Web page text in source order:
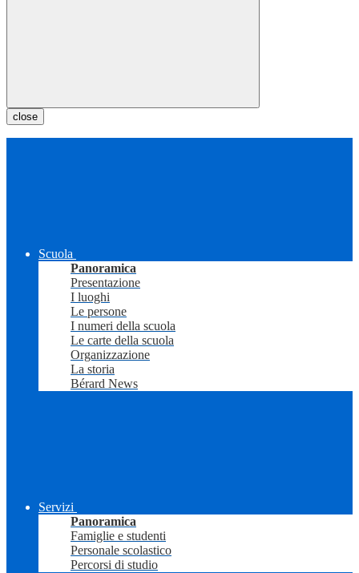
close
Scuola
Panoramica
Presentazione
I luoghi
Le persone
I numeri della scuola
Le carte della scuola
Organizzazione
La storia
Bérard News
Servizi
Panoramica
Famiglie e studenti
Personale scolastico
Percorsi di studio